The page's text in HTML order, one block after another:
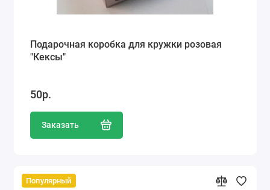
Подарочная коробка для кружки розовая
"Кексы"
50р.
Заказать
Популярный